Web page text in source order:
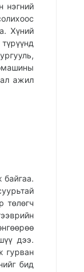
нэгний
Хүний
ажил
төлөгч
дээ.
гурван
бид